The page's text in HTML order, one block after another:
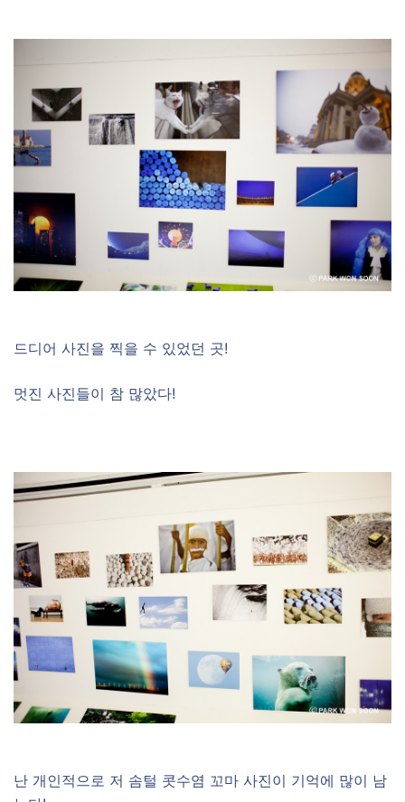
드디어 사진을 찍을 수 있었던 곳!
멋진 사진들이 참 많았다!
난 개인적으로 저 솜털 콧수염 꼬마 사진이 기억에 많이 남